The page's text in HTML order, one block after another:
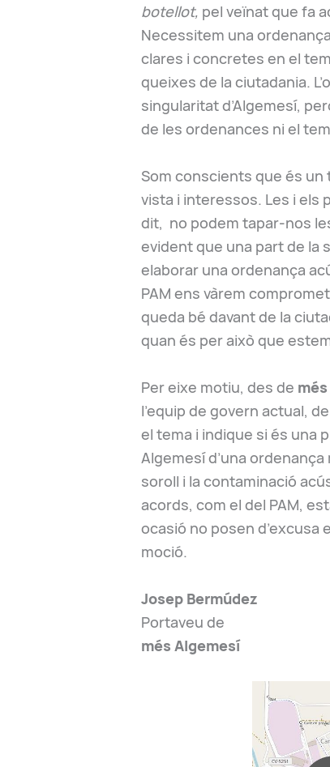
botellot, pel veïnat que fa
Necessitem una
clares i concretes en el
queixes de la ciutadania.
singularitat d’Algemesí,
de les ordenances ni el
Som conscients que és
vista i interessos. Les i els
dit, no podem tapar-nos
evident que una part de la
elaborar una ordenança
PAM ens vàrem
queda bé davant de la
quan és per això que
Per eixe motiu, des de més
l’equip de govern actual,
el tema i indique si és una
Algemesí d’una
soroll i la contaminació
acords, com el del PAM,
ocasió no posen d’excusa
moció.
Josep Bermúdez
Portaveu de
més Algemesí